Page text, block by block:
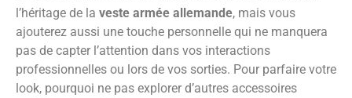
l’héritage de la veste armée allemande, mais vous
ajouterez aussi une touche personnelle qui ne manquera
pas de capter l’attention dans vos interactions
professionnelles ou lors de vos sorties. Pour parfaire votre
look, pourquoi ne pas explorer d’autres accessoires